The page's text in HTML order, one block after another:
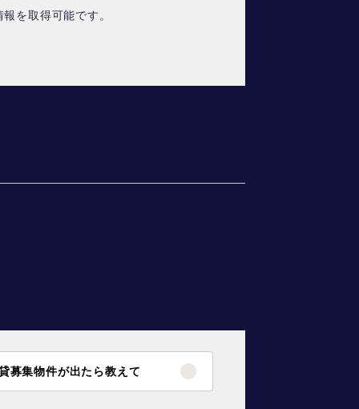
を取得可能です。
募集物件が出たら教えて